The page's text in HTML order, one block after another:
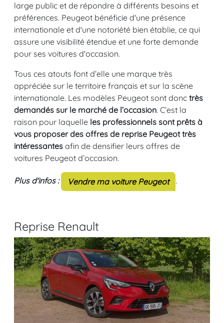
large public et de répondre à différents besoins et
préférences. Peugeot bénéficie d'une présence
internationale et d'une notoriété bien établie, ce qui
assure une visibilité étendue et une forte demande
pour ses voitures d'occasion.
Tous ces atouts font d’elle une marque très
appréciée sur le territoire français et sur la scène
internationale. Les modèles Peugeot sont donc très
demandés sur le marché de l’occasion. C’est la
raison pour laquelle les professionnels sont prêts à
vous proposer des offres de reprise Peugeot très
intéressantes afin de densifier leurs offres de
voitures Peugeot d’occasion.
Plus d'infos : Vendre ma voiture Peugeot .
Reprise Renault